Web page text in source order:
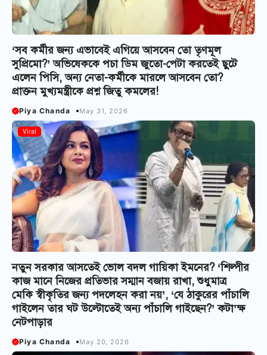
‘সব কর্মীর জন্য এভাবেই এগিয়ে আসবেন তো তৃণমূল
সুপ্রিমো?’ অভিষেককে পচা ডিম জুতো-পেটা করতেই ছুটে
এলেন পিসি, অন্য নেতা-কর্মীকে মারলে আসবেন তো?
প্রাক্তন মুখ্যমন্ত্রীকে প্রশ্ন জিতু কমলের!
Piya Chanda May 31, 2026
Viral
নতুন সরকার আসতেই ভোল বদল গায়িকা ইমনের? ‘শিল্পীর
কাজ মানে নিজের প্রতিভার সম্মান বজায় রাখা, শুধুমাত্র
মেকি স্বীকৃতির জন্য পদলেহন করা নয়’, ‘যে ঠাকুরের পাঁচালি
গাইলেন তার ঘট উল্টোতেই অন্য পাঁচালি গাইছেন?’ কটা’ক্ষ
নেটপাড়ার
Piya Chanda May 20, 2026